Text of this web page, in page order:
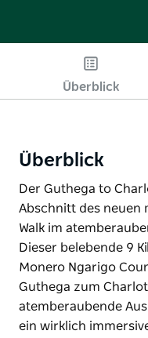
Überblick
Überblick
Der Guthega to
Abschnitt des neuen
Walk im
Dieser belebende 9
Monero Ngarigo
Guthega zum
atemberaubende
ein wirklich